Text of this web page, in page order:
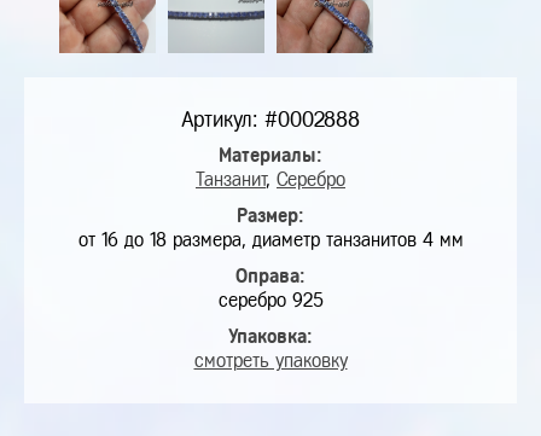
Артикул: #0002888
Материалы:
Танзанит, Серебро
Размер:
от 16 до 18 размера, диаметр танзанитов 4 мм
Оправа:
серебро 925
Упаковка:
смотреть упаковку